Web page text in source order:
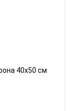
40х50 см